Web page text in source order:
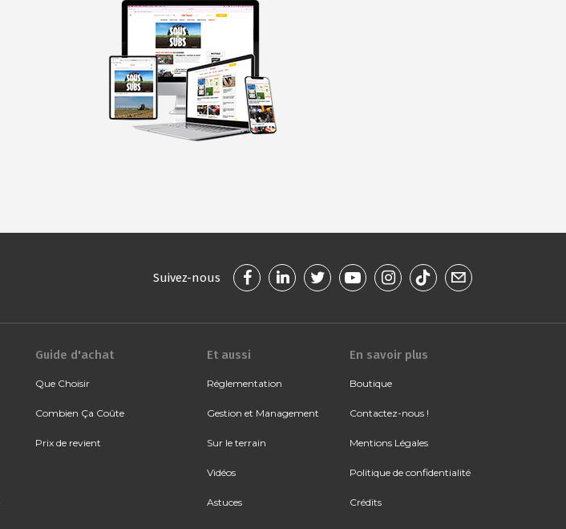
Suivez-nous
Guide d'achat
Que Choisir
Combien Ça Coûte
Prix de revient
Et aussi
Réglementation
Gestion et Management
Sur le terrain
Vidéos
Astuces
En savoir plus
Boutique
Contactez-nous !
Mentions Légales
Politique de confidentialité
Crédits